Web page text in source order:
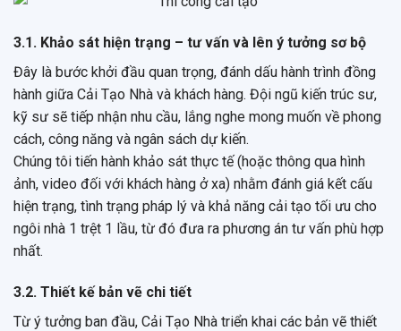
3.1. Khảo sát hiện trạng – tư vấn và lên ý tưởng sơ bộ
Đây là bước khởi đầu quan trọng, đánh dấu hành trình đồng
hành giữa Cải Tạo Nhà và khách hàng. Đội ngũ kiến trúc sư,
kỹ sư sẽ tiếp nhận nhu cầu, lắng nghe mong muốn về phong
cách, công năng và ngân sách dự kiến.
Chúng tôi tiến hành khảo sát thực tế (hoặc thông qua hình
ảnh, video đối với khách hàng ở xa) nhằm đánh giá kết cấu
hiện trạng, tình trạng pháp lý và khả năng cải tạo tối ưu cho
ngôi nhà 1 trệt 1 lầu, từ đó đưa ra phương án tư vấn phù hợp
nhất.
3.2. Thiết kế bản vẽ chi tiết
Từ ý tưởng ban đầu, Cải Tạo Nhà triển khai các bản vẽ thiết